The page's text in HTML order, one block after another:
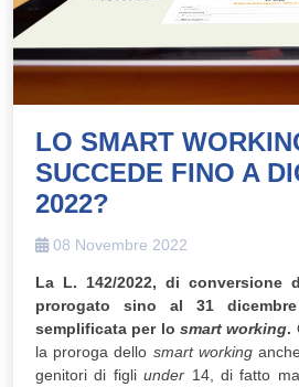
LO SMART
SUCCEDE FINO A
2022?
08 Novembre 2022
La L. 142/2022, di conversione
prorogato sino al 31
semplificata per lo smart working.
la proroga dello smart working
genitori di figliunder 14, di fatto